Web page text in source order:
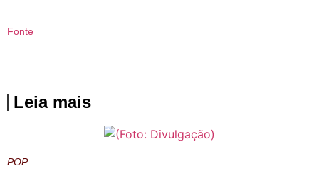
Fonte
Leia mais
POP